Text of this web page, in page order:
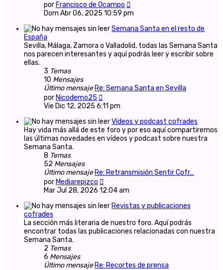
por Francisco de Ocampo
último
Dom Abr 06, 2025 10:59 pm
Semana Santa en el resto de
España
Sevilla, Málaga, Zamora o Valladolid, todas las Semana Santa
nos parecen interesantes y aquí podrás leer y escribir sobre
ellas.
3 Temas
10 Mensajes
Último mensaje Re: Semana Santa en Sevilla
por Nicodemo25
último
Vie Dic 12, 2025 6:11 pm
Vídeos y podcast cofrades
Hay vida más allá de este foro y por eso aquí compartiremos
las últimas novedades en vídeos y podcast sobre nuestra
Semana Santa.
8 Temas
52 Mensajes
Último mensaje Re: Retransmisión Sentir Cofr…
por Mediarepizco
último
Mar Jul 28, 2026 12:04 am
Revistas y publicaciones
cofrades
La sección más literaria de nuestro foro. Aquí podrás
encontrar todas las publicaciones relacionadas con nuestra
Semana Santa.
2 Temas
6 Mensajes
Último mensaje Re: Recortes de prensa